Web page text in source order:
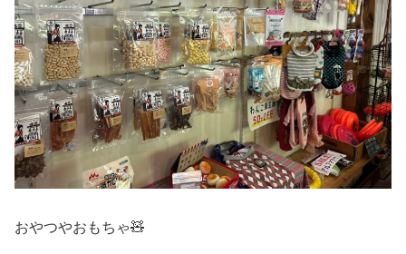
おやつやおもちゃ🧸